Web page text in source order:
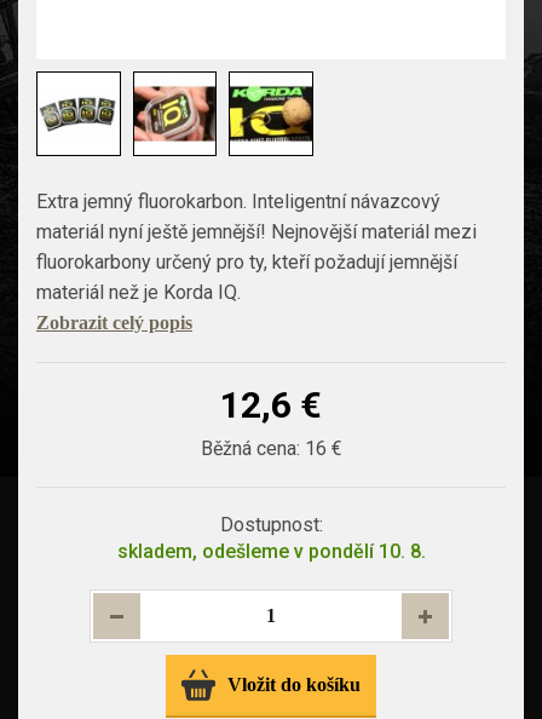
Extra jemný fluorokarbon. Inteligentní návazcový
materiál nyní ještě jemnější! Nejnovější materiál mezi
fluorokarbony určený pro ty, kteří požadují jemnější
materiál než je Korda IQ.
Zobrazit celý popis
12,6 €
Běžná cena: 16 €
Dostupnost:
skladem, odešleme v pondělí 10. 8.
Vložit do košíku